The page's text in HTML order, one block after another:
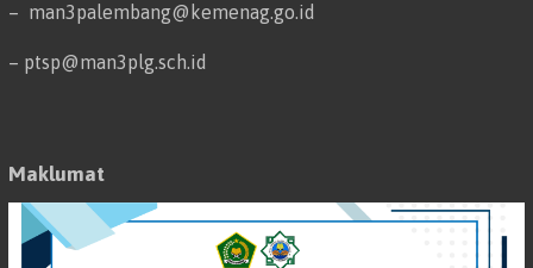
– man3palembang@kemenag.go.id
– ptsp@man3plg.sch.id
Maklumat